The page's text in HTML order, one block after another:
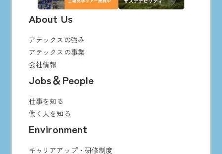
About Us
アテックスの強み
アテックスの事業
会社情報
Jobs＆People
仕事を知る
働く人を知る
Environment
キャリアアップ・研修制度